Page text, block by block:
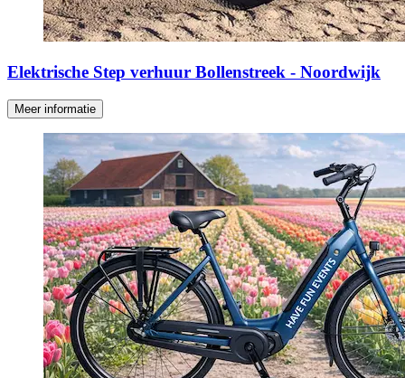
Elektrische Step verhuur Bollenstreek - Noordwijk
Meer informatie